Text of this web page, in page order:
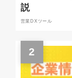
説
営業DXツール
2